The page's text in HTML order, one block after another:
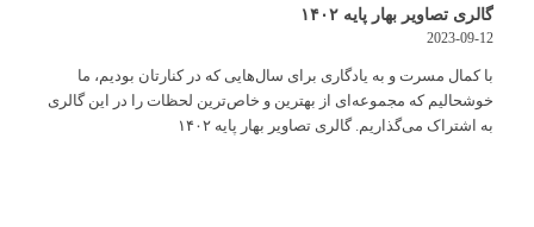
گالری تصاویر بهار پایه ۱۴۰۲
2023-09-12
با کمال مسرت و به یادگاری برای سال‌هایی که در کنارتان بودیم، ما
خوشحالیم که مجموعه‌ای از بهترین و خاص‌ترین لحظات را در این گالری
به اشتراک می‌گذاریم. گالری تصاویر بهار پایه ۱۴۰۲